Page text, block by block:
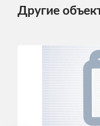
Другие